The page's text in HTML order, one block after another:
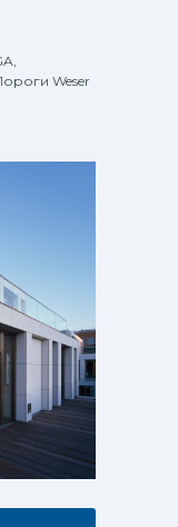
Weser